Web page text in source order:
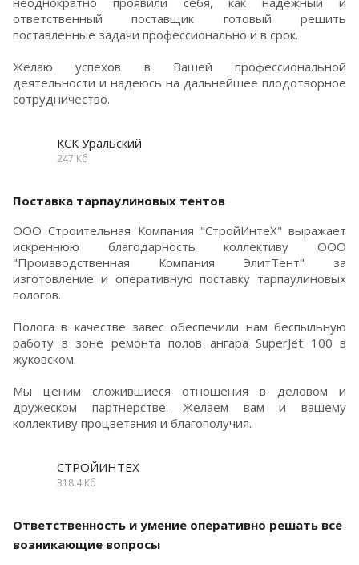
ответственный поставщик готовый решить
поставленные задачи профессионально и в срок.
Желаю успехов в Вашей профессиональной
деятельности и надеюсь на дальнейшее плодотворное
сотрудничество.
КСК Уральский
247 Кб
Поставка тарпаулиновых тентов
ООО Строительная Компания "СтройИнтеХ" выражает
искреннюю благодарность коллективу ООО
"Производственная Компания ЭлитТент" за
изготовление и оперативную поставку тарпаулиновых
пологов.
Полога в качестве завес обеспечили нам беспыльную
работу в зоне ремонта полов ангара SuperJet 100 в
жуковском.
Мы ценим сложившиеся отношения в деловом и
дружеском партнерстве. Желаем вам и вашему
коллективу процветания и благополучия.
СТРОЙИНТЕХ
318.4 Кб
Ответственность и умение оперативно решать все
возникающие вопросы